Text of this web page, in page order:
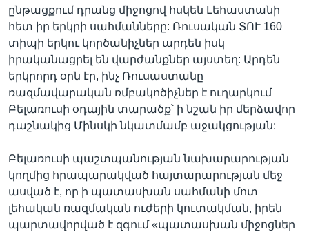
ընթացքում դրանց միջոցով հսկեն Լեհաստանի
հետ իր երկրի սահմանները: Ռուսական ՏՈՒ 160
տիպի երկու կործանիչներ արդեն իսկ
իրականացրել են վարժանքներ այստեղ: Արդեն
երկրորդ օրն էր, ինչ Ռուսաստանը
ռազմավարական ռմբակոծիչներ է ուղարկում
Բելառուսի օդային տարածք՝ ի նշան իր մերձավոր
դաշնակից Մինսկի նկատմամբ աջակցության:
Բելառուսի պաշտպանության նախարարության
կողմից հրապարակված հայտարարության մեջ
ասված է, որ ի պատասխան սահմանի մոտ
լեհական ռազմական ուժերի կուտակման, իրեն
պարտավորված է զգում «պատասխան միջոցներ